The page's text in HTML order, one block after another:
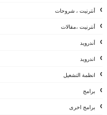
أنترنيت ، شروحات
أنترنيت ،مقالات
أندرويد
اندرويد
انظمة التشغيل
برامج
برامج اخرى